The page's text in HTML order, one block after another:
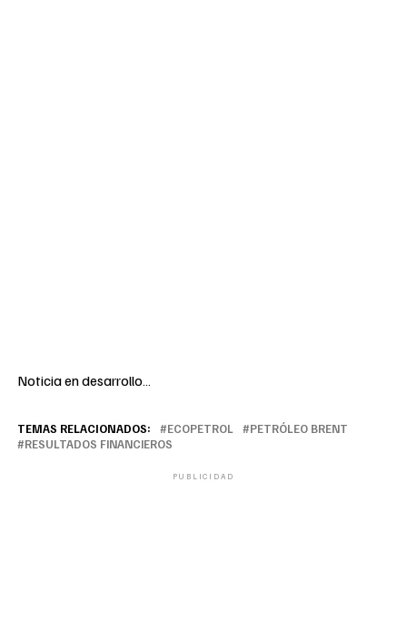
Noticia en desarrollo…
TEMAS RELACIONADOS: ECOPETROL
PETRÓLEO BRENT
RESULTADOS FINANCIEROS
PUBLICIDAD